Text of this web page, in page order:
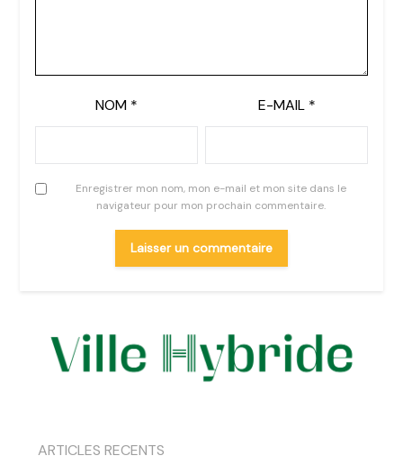
NOM * E-MAIL *
Enregistrer mon nom, mon e-mail et mon site dans le
navigateur pour mon prochain commentaire.
ARTICLES RECENTS